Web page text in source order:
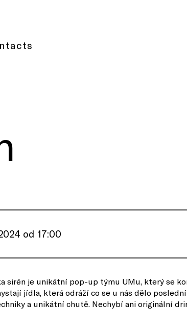
od 17:00
sirén je unikátní pop-up týmu UMu, který se
jídla, která odráží co se u nás dělo
a unikátní chutě. Nechybí ani originální